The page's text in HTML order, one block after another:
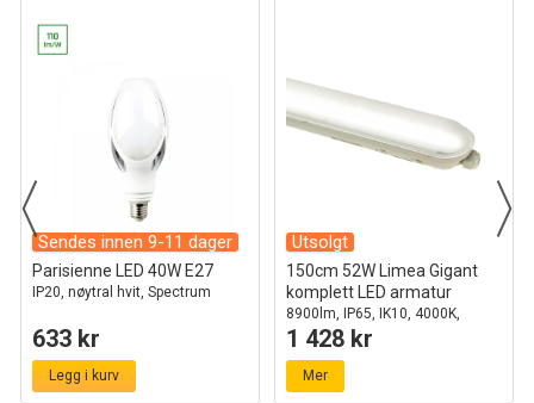
Sendes innen 9-11 dager
Parisienne LED 40W E27
IP20, nøytral hvit, Spectrum
633 kr
Legg i kurv
Utsolgt
150cm 52W Limea Gigant
komplett LED armatur
8900lm, IP65, IK10, 4000K,
gjennomkoblet
1 428 kr
Mer